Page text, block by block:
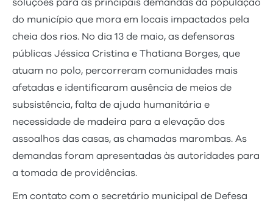
soluções para as principais demandas da população
do município que mora em locais impactados pela
cheia dos rios. No dia 13 de maio, as defensoras
públicas Jéssica Cristina e Thatiana Borges, que
atuam no polo, percorreram comunidades mais
afetadas e identificaram ausência de meios de
subsistência, falta de ajuda humanitária e
necessidade de madeira para a elevação dos
assoalhos das casas, as chamadas marombas. As
demandas foram apresentadas às autoridades para
a tomada de providências.
Em contato com o secretário municipal de Defesa